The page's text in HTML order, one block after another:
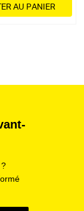
quarante-
au mur.
AU PANIER